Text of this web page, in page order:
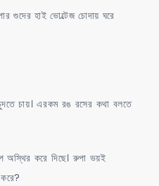
হাই ভোল্টেজ চোদায় ঘরে
চায়। এরকম রঙ রসের কথা বলতে
অস্থির করে দিছে। রুপা ভয়ই